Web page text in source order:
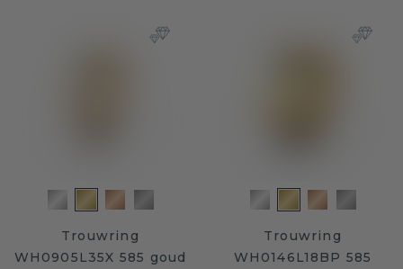
Trouwring
WH0905L35X 585 goud
Trouwring
WH0146L18BP 585